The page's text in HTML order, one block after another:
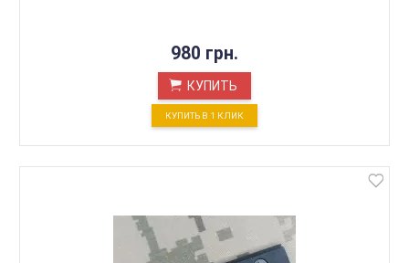
980 грн.
КУПИТЬ
КУПИТЬ В 1 КЛИК